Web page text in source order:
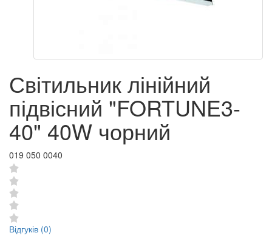
Світильник лінійний
підвісний "FORTUNE3-
40" 40W чорний
019 050 0040
Відгуків (0)